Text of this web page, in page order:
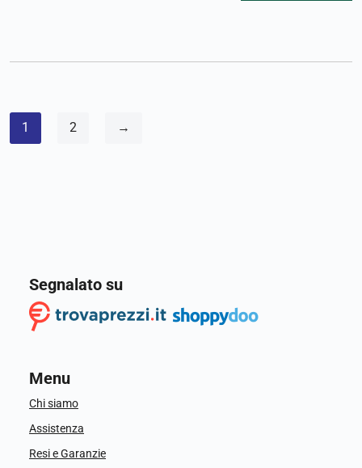
1 2 →
Segnalato su
Menu
Chi siamo
Assistenza
Resi e Garanzie